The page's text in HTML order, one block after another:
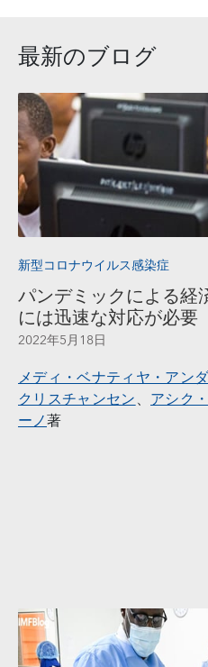
最新のブログ
新型コロナウイルス感染症
パンデミックによる経
には迅速な対応が必要
2022年5月18日
メディ・ベナティヤ・アン
クリスチャンセン、アシク
ーノ著